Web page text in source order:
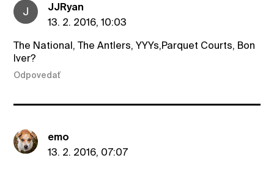
J
JJRyan
13. 2. 2016, 10:03
The National, The Antlers, YYYs,Parquet Courts, Bon
Iver?
Odpovedať
emo
13. 2. 2016, 07:07